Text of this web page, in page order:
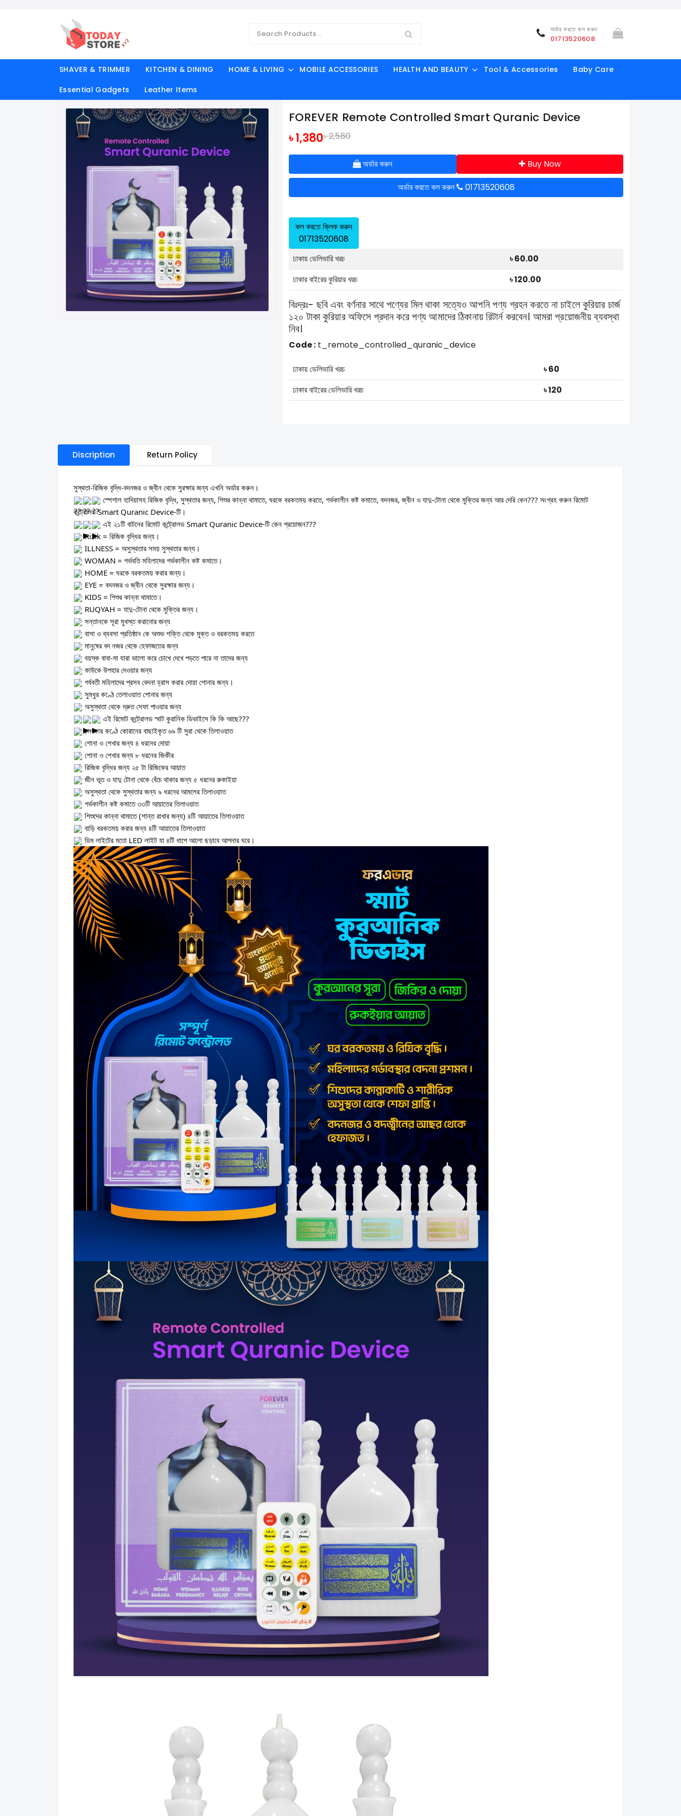
অর্ডার করতে কল করুন
01713520608
SHAVER & TRIMMER KITCHEN & DINING HOME & LIVING MOBILE ACCESSORIES HEALTH AND BEAUTY Tool & Accessories
Baby Care
Essential Gadgets
Leather Items
FOREVER Remote Controlled Smart Quranic Device
৳ 1,380৳ 2,580
অর্ডার করুন
Buy Now
অর্ডার করতে কল করুন
01713520608
কল করতে ক্লিক করুন
01713520608
ঢাকায় ডেলিভারি খরচ
৳ 60.00
ঢাকার বাইরের কুরিয়ার খরচ
৳ 120.00
বিঃদ্রঃ- ছবি এবং বর্ণনার সাথে পণ্যের মিল থাকা সত্যেও আপনি পণ্য গ্রহন করতে না চাইলে কুরিয়ার চার্জ
১২০ টাকা কুরিয়ার অফিসে প্রদান করে পণ্য আমাদের ঠিকানায় রিটার্ন করবেন। আমরা প্রয়োজনীয় ব্যবস্থা
নিব।
Code : t_remote_controlled_quranic_device
ঢাকায় ডেলিভারি খরচ
৳ 60
ঢাকার বাইরের ডেলিভারি খরচ
৳ 120
Discription Return Policy
সুস্থতা-রিজিক বৃদ্ধি-বদনজর ও জ্বীন থেকে সুরক্ষার জন্য এখনি অর্ডার করুন।
স্পেশাল হাদিয়াসহ রিজিক বৃদ্ধি, সুস্থতার জন্য, শিশুর কান্না থামাতে, ঘরকে বরকতময় করতে, গর্ভকালীন কষ্ট কমাতে, বদনজর, জ্বীন ও যাদু-টোনা থেকে মুক্তির জন্য আর দেরি কেন??? সংগ্রহ করুন রিমোট
কন্ট্রোলড Smart Quranic Device-টি।
এই ২১টি বাটনের রিমোট কন্ট্রোলড Smart Quranic Device-টি কেন প্রয়োজন???
Rizik = রিজিক বৃদ্ধির জন্য।
ILLNESS = অসুস্থতার সময় সুস্থতার জন্য।
WOMAN = গর্ভবতি মহিলাদের গর্ভকালীন কষ্ট কমাতে।
HOME = ঘরকে বরকতময় করার জন্য।
EYE = বদনজর ও জ্বীন থেকে সুরক্ষার জন্য।
KIDS = শিশুর কান্না থামাতে।
RUQYAH = যাদু-টোনা থেকে মুক্তির জন্য।
সন্তানকে সূরা মুখস্ত করানোর জন্য
বাসা ও ব্যবসা প্রতিষ্ঠান কে অশুভ শক্তি থেকে মুক্ত ও বরকতময় করতে
মানুষের বদ নজর থেকে হেফাজতের জন্য
বয়স্ক বাবা-মা যারা ভালো করে চোখে দেখে পড়তে পারে না তাদের জন্য
কাউকে উপহার দেওয়ার জন্য
গর্ববতী মহিলাদের প্রসব বেদনা হ্রাস করার দোয়া শোনার জন্য।
সুমধুর কণ্ঠে তেলাওয়াত শোনার জন্য
অসুস্থতা থেকে দ্রুত সেফা পাওয়ার জন্য
এই রিমোট কন্ট্রোলড স্মাট কুরানিক ডিভাইসে কি কি আছে???
চমৎকার কণ্ঠে কোরানের বাছাইকৃত ৬৯ টি সুরা থেকে তিলাওয়াত
শোনা ও শেখার জন্য ৪ ধরনের দোয়া
শোনা ও শেখার জন্য ৮ ধরনের জিকীর
রিজিক বৃদ্ধির জন্য ২৫ টা রিজিকের আয়াত
জীন ভূত ও যাদু টোনা থেকে বেঁচে থাকার জন্য ৫ ধরনের রুকাইয়া
অসুস্থতা থেকে সুস্থতার জন্য ৯ ধরনের আমলের তিলাওয়াত
গর্ভকালীন কষ্ট কমাতে ৩৩টি আয়াতের তিলাওয়াত
শিশুদের কান্না থামাতে (শান্ত রাখার জন্য) ৪টি আয়াতের তিলাওয়াত
বাড়ি বরকতময় করার জন্য ৪টি আয়াতের তিলাওয়াত
ডিম লাইটের মতো LED লাইট যা ৪টি ধাপে আলো ছড়াবে আপনার ঘরে।